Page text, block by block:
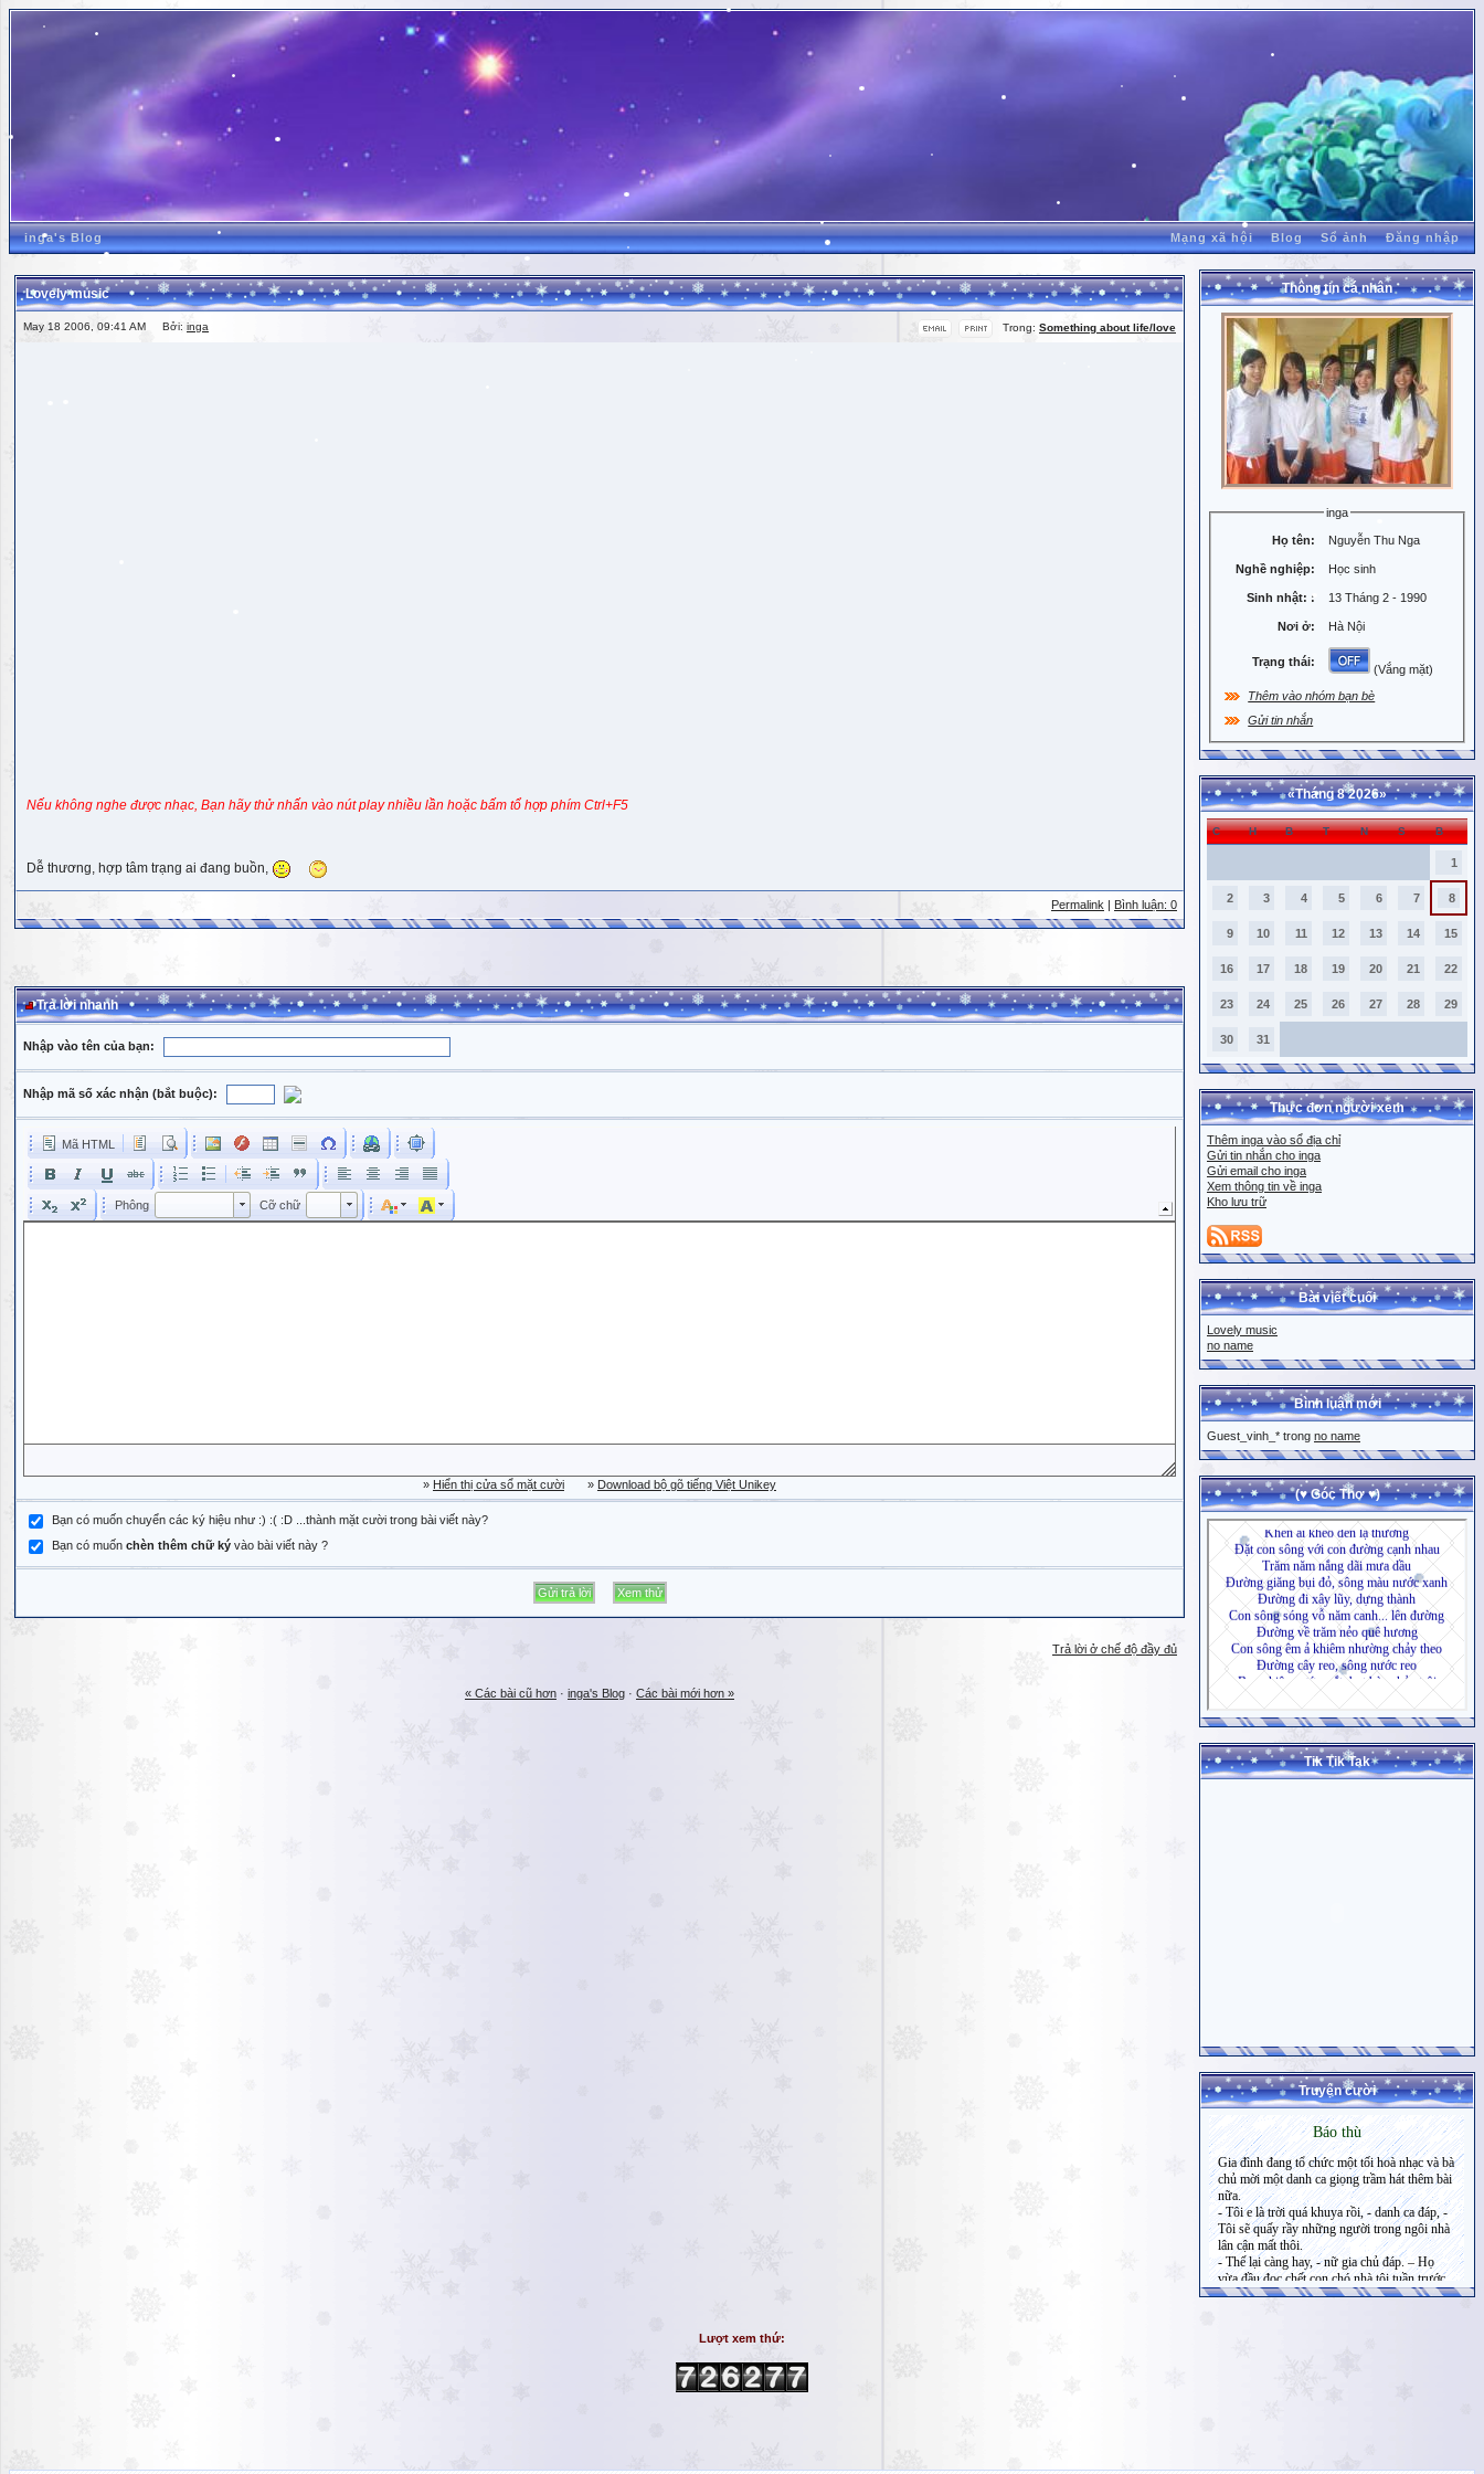
inga's Blog Mạng xã hội Blog Sổ ảnh Đăng nhập
Lovely music
Trong: Something about life/love
May 18 2006, 09:41 AM Bởi: inga
Nếu không nghe được nhạc, Bạn hãy thử nhấn vào nút play nhiều lần hoặc bấm tổ hợp phím Ctrl+F5
Dễ thương, hợp tâm trạng ai đang buồn,
Permalink Bình luận: 0
Trả lời nhanh
Nhập vào tên của bạn:
Nhập mã số xác nhận (bắt buộc):
Mã HTML
Phông Cỡ chữ Kích cỡ phông
» Hiển thị cửa sổ mặt cười » Download bộ gõ tiếng Việt Unikey
Bạn có muốn chuyển các ký hiệu như :) :( :D ...thành mặt cười trong bài viết này?
Bạn có muốn chèn thêm chữ ký vào bài viết này ?
Trả lời ở chế độ đầy đủ
« Các bài cũ hơn · inga's Blog · Các bài mới hơn »
Thông tin cá nhân
inga
Họ tên: Nguyễn Thu Nga
Nghề nghiệp: Học sinh
Sinh nhật: : 13 Tháng 2 - 1990
Nơi ở: Hà Nội
Trạng thái:
(Vắng mặt)
Thêm vào nhóm bạn bè
Gửi tin nhắn
«Tháng 8 2026»
C H B T N S B
1
2 3 4 5 6 7 8
9 10 11 12 13 14 15
16 17 18 19 20 21 22
23 24 25 26 27 28 29
30 31
Thực đơn người xem
Thêm inga vào sổ địa chỉ
Gửi tin nhắn cho inga
Gửi email cho inga
Xem thông tin về inga
Kho lưu trữ
Bài viết cuối
Lovely music
no name
Bình luận mới
Guest_vinh_* trong no name
(♥ Góc Thơ ♥)
Tik Tik Tak
Truyện cười
Lượt xem thứ: